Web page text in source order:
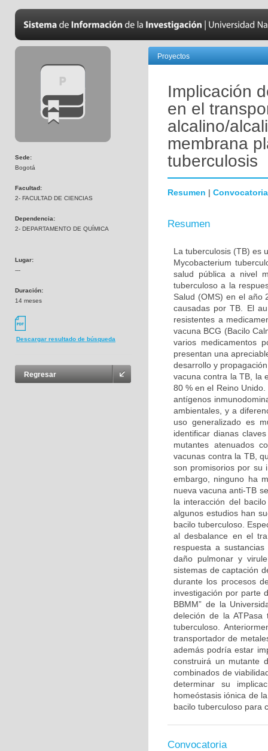
Sede:
Bogotá
Facultad:
2- FACULTAD DE CIENCIAS
Dependencia:
2- DEPARTAMENTO DE QUÍMICA
Lugar:
---
Duración:
14 meses
Descargar resultado de búsqueda
Regresar
Proyectos
Implicación
en el
alcalino/
membrana
tuberculosis
Resumen | Convocatoria
Resumen
La tuberculosis (TB) es
Mycobacterium
salud pública a nivel
tuberculoso a la
Salud (OMS) en el año
causadas por TB. El
resistentes a
vacuna BCG (Bacilo
varios medicamentos
presentan una
desarrollo y
vacuna contra la TB, la
80 % en el Reino
antígenos
ambientales, y a
uso generalizado es
identificar dianas
mutantes atenuados
vacunas contra la TB,
son promisorios por su
embargo, ninguno ha
nueva vacuna anti-TB
la interacción del
algunos estudios han
bacilo tuberculoso.
al desbalance en el
respuesta a
daño pulmonar y
sistemas de captación
durante los procesos
investigación por parte
BBMM” de la
deleción de la ATPasa
tuberculoso.
transportador de
además podría estar
construirá un mutante
combinados de
determinar su
homeóstasis iónica de
bacilo tuberculoso para
Convocatoria